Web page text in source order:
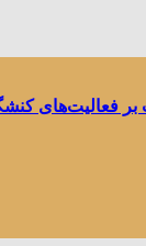
فعالیت‌های